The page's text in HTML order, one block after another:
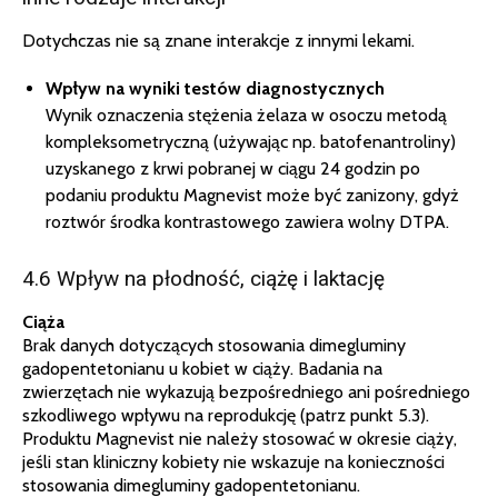
Dotychczas nie są znane interakcje z innymi lekami.
Wpływ na wyniki testów diagnostycznych
Wynik oznaczenia stężenia żelaza w osoczu metodą
kompleksometryczną (używając np. batofenantroliny)
uzyskanego z krwi pobranej w ciągu 24 godzin po
podaniu produktu Magnevist może być zanizony, gdyż
roztwór środka kontrastowego zawiera wolny DTPA.
4.6 Wpływ na płodność, ciążę i laktację
Ciąża
Brak danych dotyczących stosowania dimegluminy
gadopentetonianu u kobiet w ciąży. Badania na
zwierzętach nie wykazują bezpośredniego ani pośredniego
szkodliwego wpływu na reprodukcję (patrz punkt 5.3).
Produktu Magnevist nie należy stosować w okresie ciąży,
jeśli stan kliniczny kobiety nie wskazuje na konieczności
stosowania dimegluminy gadopentetonianu.